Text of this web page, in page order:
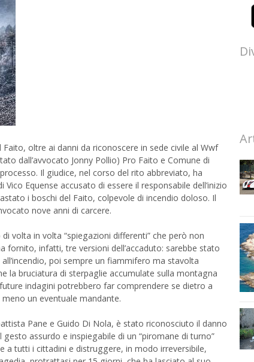
oltre ai danni da riconoscere in sede civile al Wwf
dall’avvocato Jonny Pollio) Pro Faito e Comune di
Il giudice, nel corso del rito abbreviato, ha
Equense accusato di essere il responsabile dell’inizio
i boschi del Faito, colpevole di incendio doloso. Il
nove anni di carcere.
volta in volta “spiegazioni differenti” che però non
fornito, infatti, tre versioni dell’accaduto: sarebbe stato
poi sempre un fiammifero ma stavolta
la bruciatura di sterpaglie accumulate sulla montagna
indagini potrebbero far comprendere se dietro a
un eventuale mandante.
Pane e Guido Di Nola, è stato riconosciuto il danno
assurdo e inspiegabile di un “piromane di turno”
a tutti i cittadini e distruggere, in modo irreversibile,